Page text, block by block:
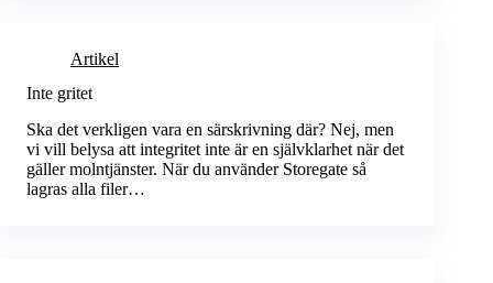
Artikel
Inte gritet
Ska det verkligen vara en särskrivning där? Nej, men
vi vill belysa att integritet inte är en självklarhet när det
gäller molntjänster. När du använder Storegate så
lagras alla filer…